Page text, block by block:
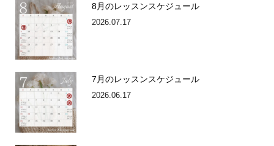
8月のレッスンスケジュール
2026.07.17
7月のレッスンスケジュール
2026.06.17